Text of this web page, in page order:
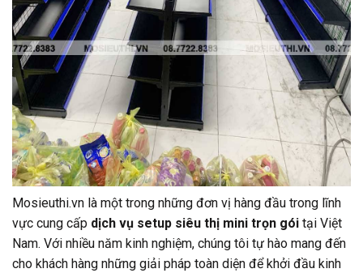
Mosieuthi.vn là một trong những đơn vị hàng đầu trong lĩnh
vực cung cấp dịch vụ setup siêu thị mini trọn gói tại Việt
Nam. Với nhiều năm kinh nghiệm, chúng tôi tự hào mang đến
cho khách hàng những giải pháp toàn diện để khởi đầu kinh